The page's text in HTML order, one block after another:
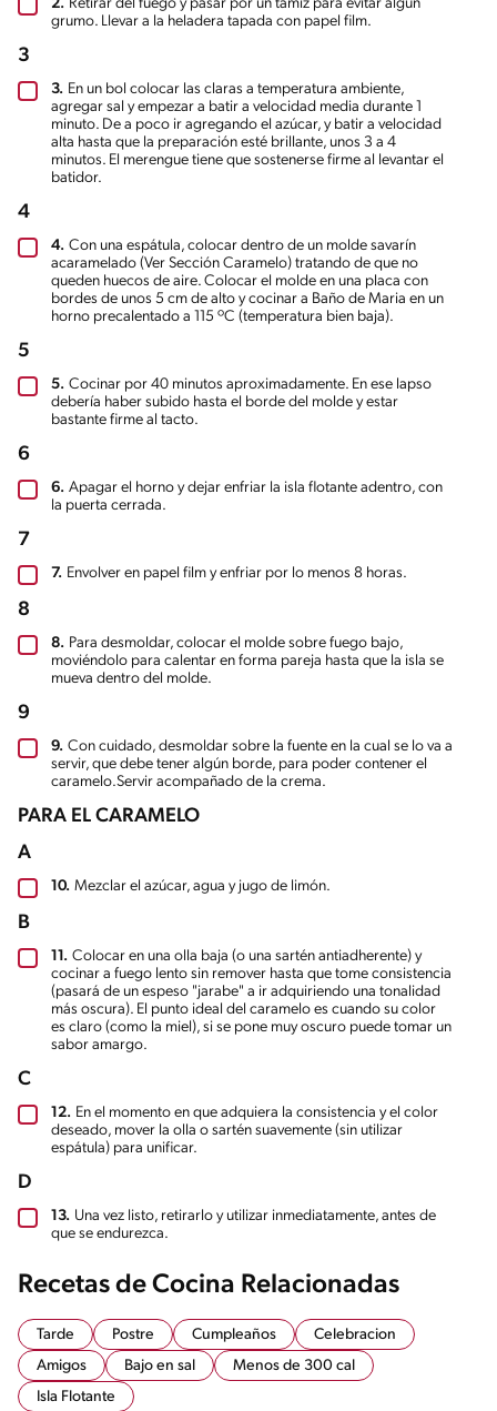
2. Retirar del fuego y pasar por un tamiz para evitar algún
grumo. Llevar a la heladera tapada con papel film.
3
3. En un bol colocar las claras a temperatura ambiente,
agregar sal y empezar a batir a velocidad media durante 1
minuto. De a poco ir agregando el azúcar, y batir a velocidad
alta hasta que la preparación esté brillante, unos 3 a 4
minutos. El merengue tiene que sostenerse firme al levantar el
batidor.
4
4. Con una espátula, colocar dentro de un molde savarín
acaramelado (Ver Sección Caramelo) tratando de que no
queden huecos de aire. Colocar el molde en una placa con
bordes de unos 5 cm de alto y cocinar a Baño de Maria en un
horno precalentado a 115 ºC (temperatura bien baja).
5
5. Cocinar por 40 minutos aproximadamente. En ese lapso
debería haber subido hasta el borde del molde y estar
bastante firme al tacto.
6
6. Apagar el horno y dejar enfriar la isla flotante adentro, con
la puerta cerrada.
7
7. Envolver en papel film y enfriar por lo menos 8 horas.
8
8. Para desmoldar, colocar el molde sobre fuego bajo,
moviéndolo para calentar en forma pareja hasta que la isla se
mueva dentro del molde.
9
9. Con cuidado, desmoldar sobre la fuente en la cual se lo va a
servir, que debe tener algún borde, para poder contener el
caramelo.Servir acompañado de la crema.
PARA EL CARAMELO
A
10. Mezclar el azúcar, agua y jugo de limón.
B
11. Colocar en una olla baja (o una sartén antiadherente) y
cocinar a fuego lento sin remover hasta que tome consistencia
(pasará de un espeso "jarabe" a ir adquiriendo una tonalidad
más oscura). El punto ideal del caramelo es cuando su color
es claro (como la miel), si se pone muy oscuro puede tomar un
sabor amargo.
C
12. En el momento en que adquiera la consistencia y el color
deseado, mover la olla o sartén suavemente (sin utilizar
espátula) para unificar.
D
13. Una vez listo, retirarlo y utilizar inmediatamente, antes de
que se endurezca.
Recetas de Cocina Relacionadas
Tarde Postre Cumpleaños
Celebracion
Amigos
Bajo en sal
Menos de 300 cal
Isla Flotante